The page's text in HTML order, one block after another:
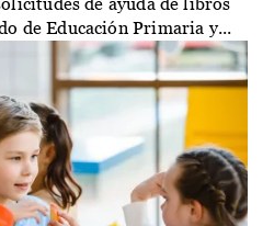
de Educación Primaria y...